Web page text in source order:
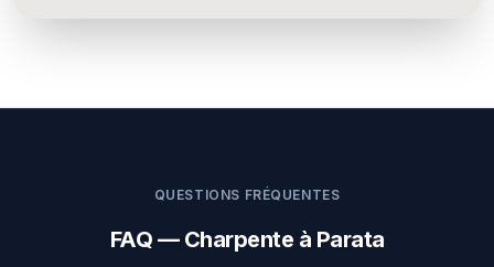
QUESTIONS FRÉQUENTES
FAQ — Charpente à Parata